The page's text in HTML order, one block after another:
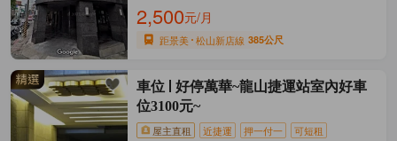
2,500元/月
距景美 松山新店線 385公尺
車位
好停萬華~龍山捷運站室內好車
位3100元~
屋主直租 近捷運 押一付一 可短租